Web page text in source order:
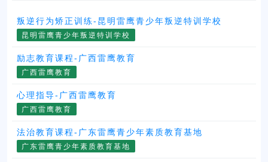
叛逆行为矫正训练-昆明雷鹰青少年叛逆特训学校
昆明雷鹰青少年叛逆特训学校
励志教育课程-广西雷鹰教育
广西雷鹰教育
心理指导-广西雷鹰教育
广西雷鹰教育
法治教育课程-广东雷鹰青少年素质教育基地
广东雷鹰青少年素质教育基地